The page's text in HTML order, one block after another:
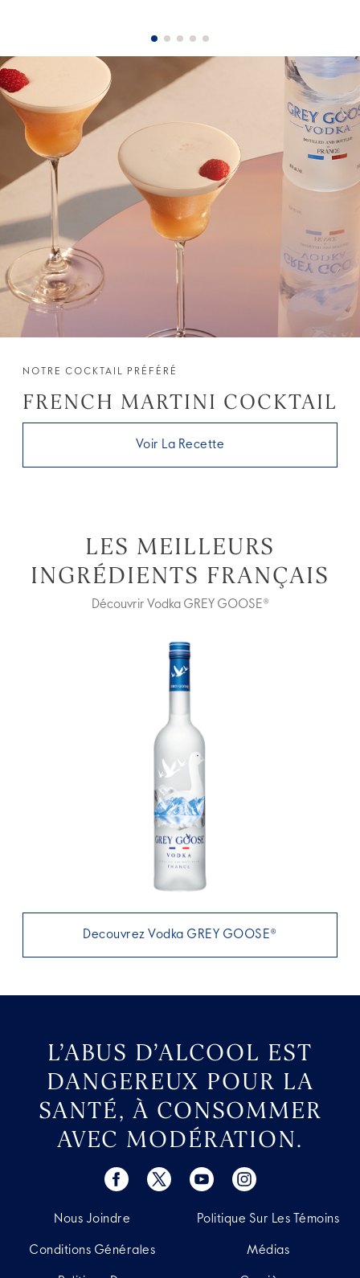
NOTRE COCKTAIL PRÉFÉRÉ
FRENCH MARTINI COCKTAIL
Voir La Recette
LES MEILLEURS
INGRÉDIENTS FRANÇAIS
Découvrir Vodka GREY GOOSE®
Decouvrez Vodka GREY GOOSE®
L’ABUS D’ALCOOL EST
DANGEREUX POUR LA
SANTÉ, À CONSOMMER
AVEC MODÉRATION.
Nous Joindre
Conditions Générales
Politique Sur Les Témoins
Médias